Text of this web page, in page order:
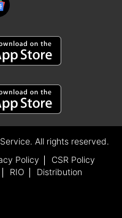
Dimensity 6400
8GB, 128GB
7000mAh, 30W
50MP, 8MP, 32MP
Android 16
6400 चिपसेट
All rights reserved.
Policy
CSR Policy
RIO Distribution